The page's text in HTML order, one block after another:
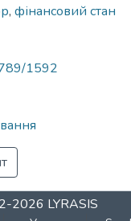
, фінансовий стан
1592
2026 LYRASIS